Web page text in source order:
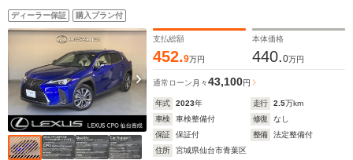
ルLEDヘッドランプ パーキングサポートブレーキ ブ
ラインドスポットモニター パノラミックビューモニタ
ー
ディーラー保証 購入プラン付
支払総額
452.9万円
本体価格
440.0万円
通常ローン 月々43,100円
年式 2023年 走行 2.5万km
車検
車検整備付 修復
なし
保証
保証付 整備
法定整備付
住所
宮城県仙台市青葉区